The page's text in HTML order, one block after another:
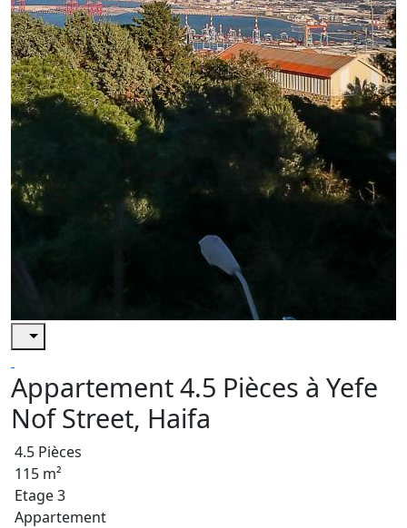
Appartement 4.5 Pièces à Yefe
Nof Street, Haifa
4.5 Pièces
115 m²
Etage 3
Appartement